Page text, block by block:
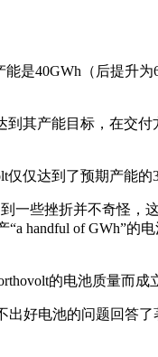
是40GWh（后提升
其产能目标，在交
仅达到了预期产能的
一些挫折并不奇怪，
handful of GWh”的
的电池质量而成
好电池的问题回答